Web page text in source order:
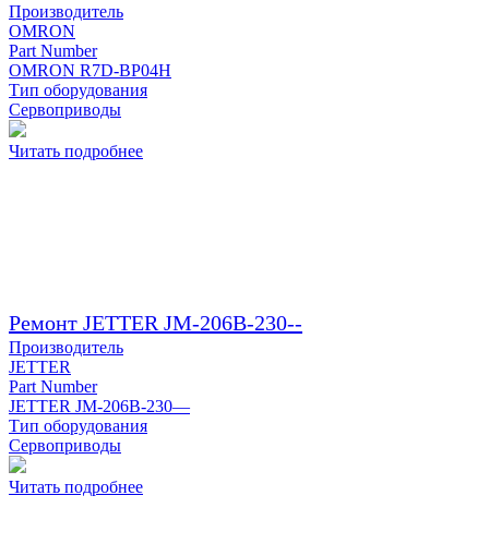
Производитель
OMRON
Part Number
OMRON R7D-BP04H
Тип оборудования
Сервоприводы
Читать подробнее
Ремонт JETTER JM-206B-230--
Производитель
JETTER
Part Number
JETTER JM-206B-230—
Тип оборудования
Сервоприводы
Читать подробнее